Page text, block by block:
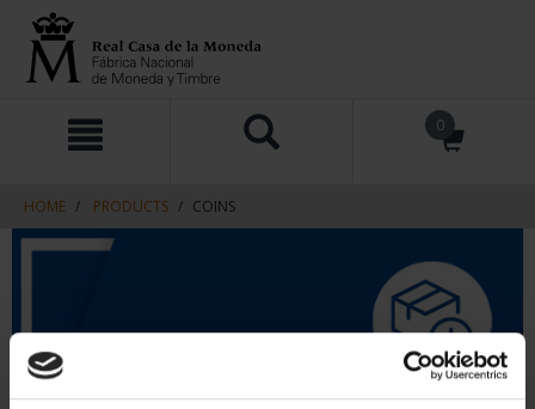
navigation
0
HOME PRODUCTS COINS